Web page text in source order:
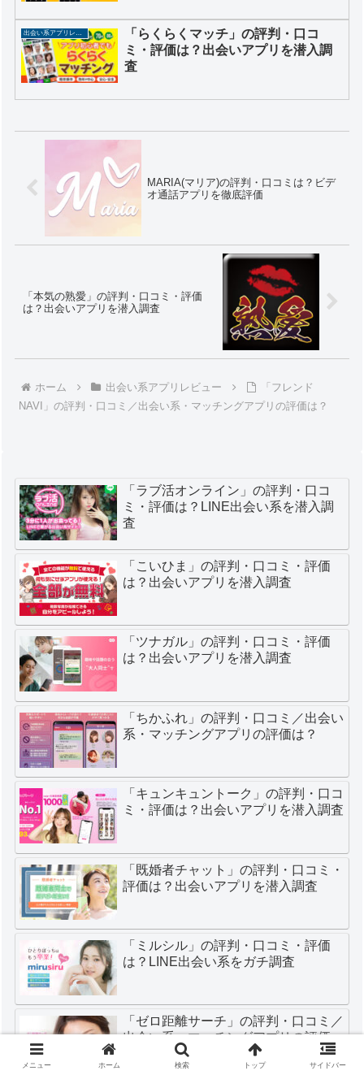
「らくらくマッチ」の評判・口コ
ミ・評価は？出会いアプリを潜入調
査
MARIA(マリア)の評判・口コミは？ビデ
オ通話アプリを徹底評価
「本気の熟愛」の評判・口コミ・評価
は？出会いアプリを潜入調査
ホーム 出会い系アプリレビュー
「フレンド
NAVI」の評判・口コミ／出会い系・マッチングアプリの評価は？
「ラブ活オンライン」の評判・口コ
ミ・評価は？LINE出会い系を潜入調
査
「こいひま」の評判・口コミ・評価
は？出会いアプリを潜入調査
「ツナガル」の評判・口コミ・評価
は？出会いアプリを潜入調査
「ちかふれ」の評判・口コミ／出会い
系・マッチングアプリの評価は？
「キュンキュントーク」の評判・口コ
ミ・評価は？出会いアプリを潜入調査
「既婚者チャット」の評判・口コミ・
評価は？出会いアプリを潜入調査
「ミルシル」の評判・口コミ・評価
は？LINE出会い系をガチ調査
「ゼロ距離サーチ」の評判・口コミ／
出会い系・マッチングアプリの評価
メニュー ホーム 検索 トップ サイドバー